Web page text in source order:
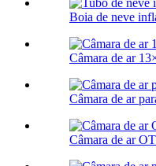
Boia de neve
Câmara de ar
Câmara de ar
Câmara de ar